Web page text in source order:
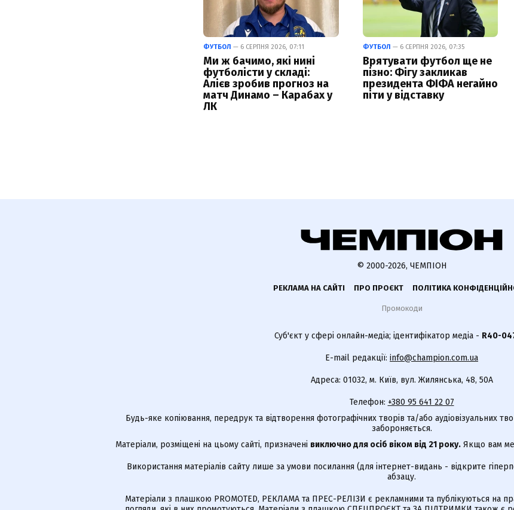
ФУТБОЛ — 6 СЕРПНЯ 2026, 07:11
Ми ж бачимо, які нині
футболісти у складі:
Алієв зробив прогноз на
матч Динамо – Карабах у
ЛК
ФУТБОЛ — 6 СЕРПНЯ 2026, 07:35
Врятувати футбол ще не
пізно: Фігу закликав
президента ФІФА негайно
піти у відставку
© 2000-2026, ЧЕМПІОН
РЕКЛАМА НА САЙТІ ПРО ПРОЄКТ ПОЛІТИКА
Промокоди
Суб'єкт у сфері онлайн-медіа; ідентифікатор медіа - R40-
E-mail редакції: info@champion.com.ua
Адреса: 01032, м. Київ, вул. Жилянська, 48, 50А
Телефон: +380 95 641 22 07
Будь-яке копіювання, передрук та відтворення фотографічних творів та/або аудіовізуальних
забороняється.
Матеріали, розміщені на цьому сайті, призначені виключно для осіб віком від 21 року. Якщо вам
Використання матеріалів сайту лише за умови посилання (для інтернет-видань - відкрите
абзацу.
Матеріали з плашкою PROMOTED, РЕКЛАМА та ПРЕС-РЕЛІЗИ є рекламними та публікуються на